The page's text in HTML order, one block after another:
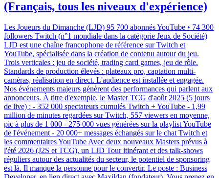
(Français, tous les niveaux d'expérience)
Les Joueurs du Dimanche (LJD) 95 700 abonnés YouTube • 74 300
followers Twitch (n°1 mondiale dans la catégorie Jeux de Société)
LJD est une chaîne francophone de référence sur Twitch et
YouTube, spécialisée dans la création de contenu autour du jeu.
Trois verticales : jeu de société, trading card games, jeu de rôle.
Standards de production élevés : plateaux pro, captation multi-
caméras, réalisation en direct. L'audience est installée et engagée.
Nos événements majeurs génèrent des performances qui parlent aux
annonceurs. À titre d'exemple, le Master TCG d'août 2025 (5 jours
de live) : - 352 000 spectateurs cumulés Twitch + YouTube - 1,99
million de minutes regardées sur Twitch, 557 viewers en moyenne,
pic à plus de 1 000 - 275 000 vues générées sur la playlist YouTube
de l'événement - 20 000+ messages échangés sur le chat Twitch et
les commentaires YouTube Avec deux nouveaux Masters prévus à
l'été 2026 (J2S et TCG), un LJD Tour itinérant et des talk-shows
réguliers autour des actualités du secteur, le potentiel de sponsoring
est là. Il manque la personne pour le convertir. Le poste : Business